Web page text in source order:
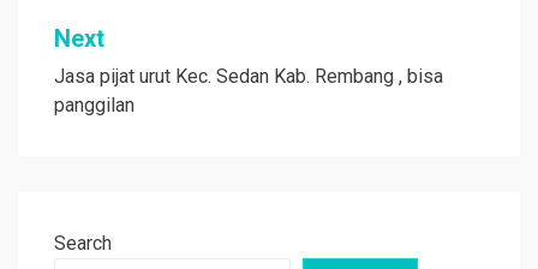
Next
Jasa pijat urut Kec. Sedan Kab. Rembang , bisa
panggilan
Search